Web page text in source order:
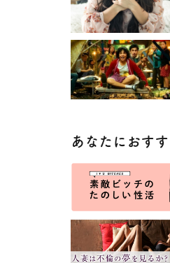
あなたにおす